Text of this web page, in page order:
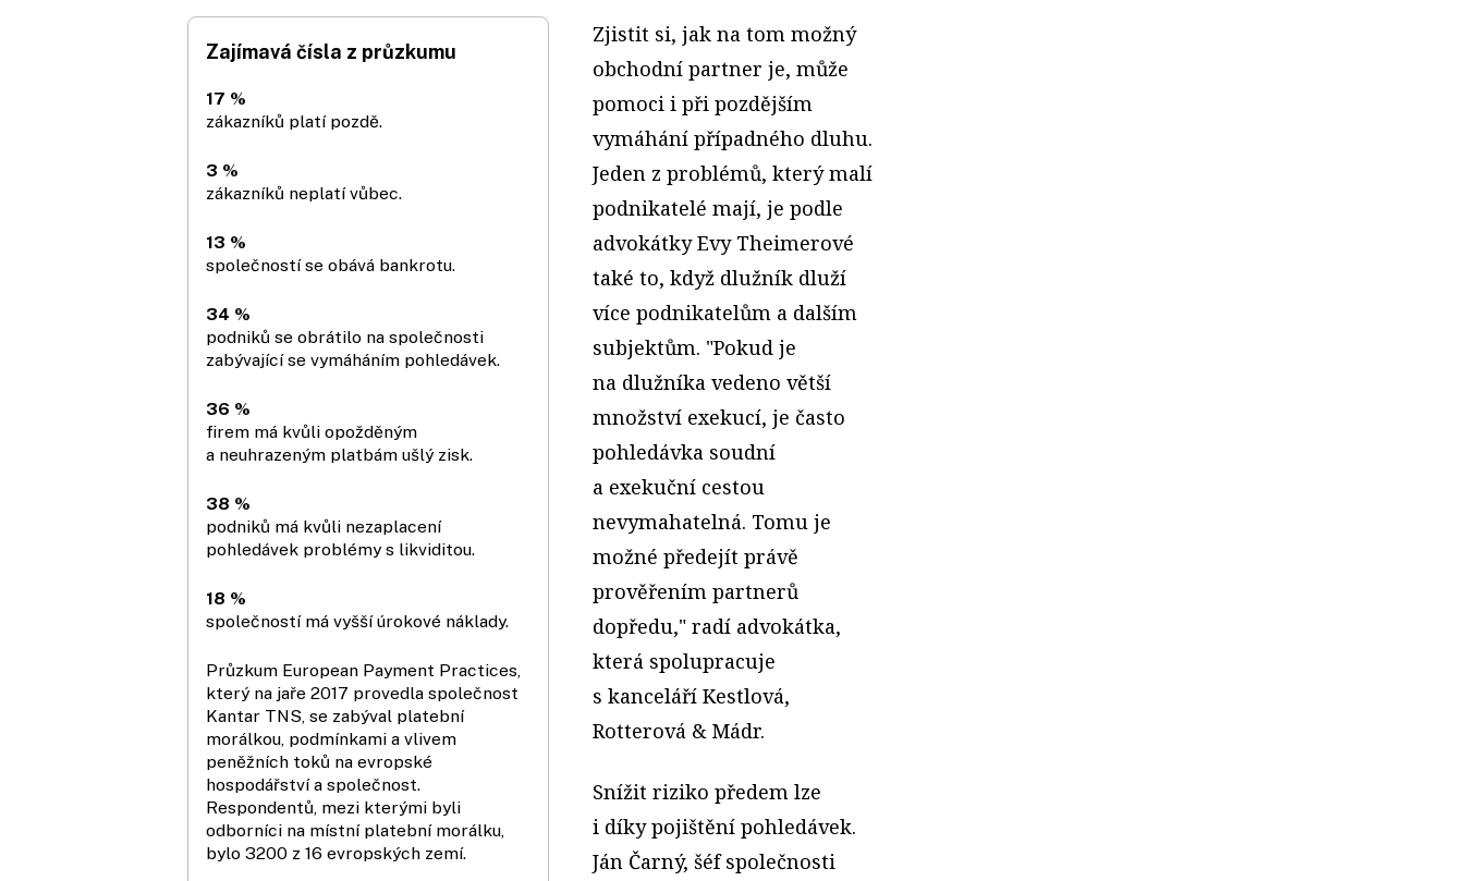
Zajímavá čísla z průzkumu
17 %
zákazníků platí pozdě.
3 %
zákazníků neplatí vůbec.
13 %
společností se obává bankrotu.
34 %
podniků se obrátilo na společnosti
zabývající se vymáháním pohledávek.
36 %
firem má kvůli opožděným
a neuhrazeným platbám ušlý zisk.
38 %
podniků má kvůli nezaplacení
pohledávek problémy s likviditou.
18 %
společností má vyšší úrokové náklady.
Průzkum European Payment Practices,
který na jaře 2017 provedla společnost
Kantar TNS, se zabýval platební
morálkou, podmínkami a vlivem
peněžních toků na evropské
hospodářství a společnost.
Respondentů, mezi kterými byli
odborníci na místní platební morálku,
bylo 3200 z 16 evropských zemí.
Zjistit si, jak na tom možný
obchodní partner je, může
pomoci i při pozdějším
vymáhání případného dluhu.
Jeden z problémů, který malí
podnikatelé mají, je podle
advokátky Evy Theimerové
také to, když dlužník dluží
více podnikatelům a dalším
subjektům. "Pokud je
na dlužníka vedeno větší
množství exekucí, je často
pohledávka soudní
a exekuční cestou
nevymahatelná. Tomu je
možné předejít právě
prověřením partnerů
dopředu," radí advokátka,
která spolupracuje
s kanceláří Kestlová,
Rotterová & Mádr.
Snížit riziko předem lze
i díky pojištění pohledávek.
Ján Čarný, šéf společnosti